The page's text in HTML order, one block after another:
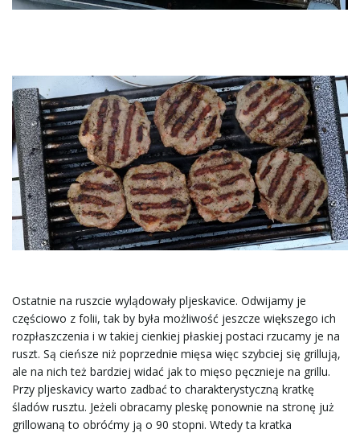
Ostatnie na ruszcie wylądowały pljeskavice. Odwijamy je
częściowo z folii, tak by była możliwość jeszcze większego ich
rozpłaszczenia i w takiej cienkiej płaskiej postaci rzucamy je na
ruszt. Są cieńsze niż poprzednie mięsa więc szybciej się grillują,
ale na nich też bardziej widać jak to mięso pęcznieje na grillu.
Przy pljeskavicy warto zadbać to charakterystyczną kratkę
śladów rusztu. Jeżeli obracamy pleskę ponownie na stronę już
grillowaną to obróćmy ją o 90 stopni. Wtedy ta kratka